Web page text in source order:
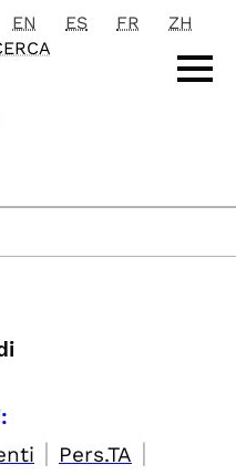
EN ES FR
ZH
| Pers.TA |